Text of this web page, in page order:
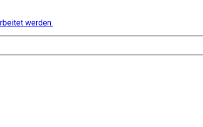
werden.